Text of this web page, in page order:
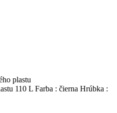
plastu
110 L Farba : čierna Hrúbka :